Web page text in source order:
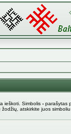
ieškoti. Simbolis - parašytas
žodžių, atskirkite juos